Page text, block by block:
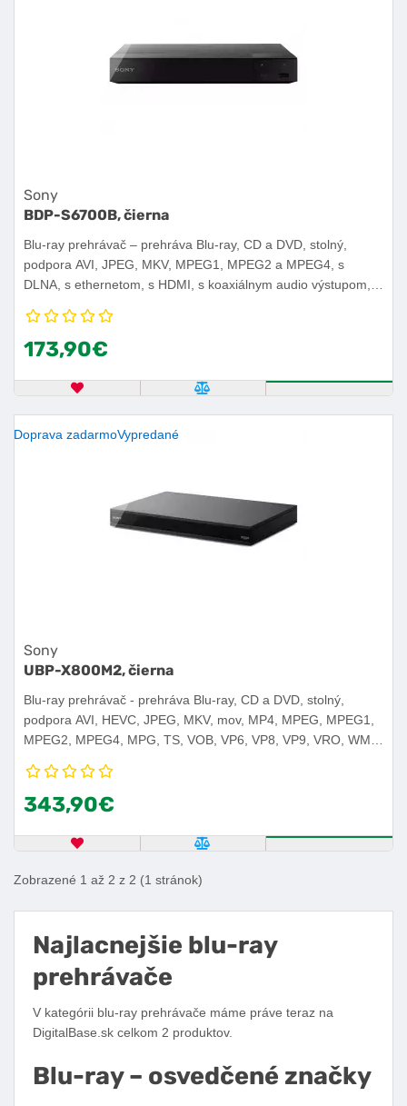
Sony
BDP-S6700B, čierna
Blu-ray prehrávač – prehráva Blu-ray, CD a DVD, stolný,
podpora AVI, JPEG, MKV, MPEG1, MPEG2 a MPEG4, s
DLNA, s ethernetom, s HDMI, s koaxiálnym audio výstupom, s
173,90€
OBĽÚBENÝ PRODUKT POROVNAŤ PRODUKT
Doprava zadarmoVypredané
Sony
UBP-X800M2, čierna
Blu-ray prehrávač - prehráva Blu-ray, CD a DVD, stolný,
podpora AVI, HEVC, JPEG, MKV, mov, MP4, MPEG, MPEG1,
MPEG2, MPEG4, MPG, TS, VOB, VP6, VP8, VP9, VRO, WMV
WiFi a s Wireless LAN.
343,90€
OBĽÚBENÝ PRODUKT POROVNAŤ PRODUKT
Zobrazené 1 až 2 z 2 (1 stránok)
Najlacnejšie blu-ray
prehrávače
V kategórii blu-ray prehrávače máme práve teraz na
DigitalBase.sk celkom 2 produktov.
Blu-ray – osvedčené značky